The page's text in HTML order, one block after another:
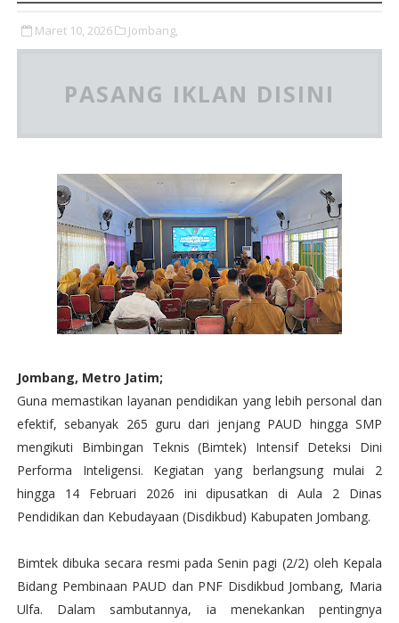
Maret 10, 2026 Jombang,
PASANG IKLAN DISINI
Jombang, Metro Jatim;
Guna memastikan layanan pendidikan yang lebih personal dan
efektif, sebanyak 265 guru dari jenjang PAUD hingga SMP
mengikuti Bimbingan Teknis (Bimtek) Intensif Deteksi Dini
Performa Inteligensi. Kegiatan yang berlangsung mulai 2
hingga 14 Februari 2026 ini dipusatkan di Aula 2 Dinas
Pendidikan dan Kebudayaan (Disdikbud) Kabupaten Jombang.
Bimtek dibuka secara resmi pada Senin pagi (2/2) oleh Kepala
Bidang Pembinaan PAUD dan PNF Disdikbud Jombang, Maria
Ulfa. Dalam sambutannya, ia menekankan pentingnya